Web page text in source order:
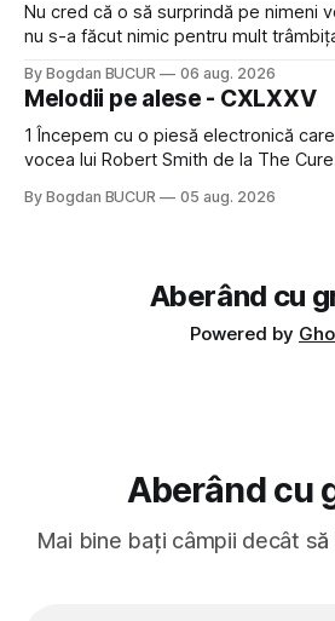
Nu cred că o să surprindă pe nimeni
nu s-a făcut nimic pentru mult
timp pui și latră prin gard la lumea
avut, în schimb, o belea
By Bogdan BUCUR 06 aug. 2026
Melodii pe alese - CXLXXV
1 Începem cu o piesă electronică
vocea lui Robert Smith de la The
a dovedit că jumătatea masculină a
By Bogdan BUCUR 05 aug. 2026
Aberând cu
Powered by
Aberând cu
Mai bine bați câmpii decât